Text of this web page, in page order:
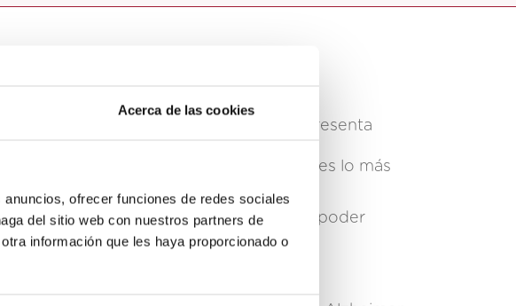
Acerca de las cookies
ofrecer funciones de redes sociales
del sitio web con nuestros partners de
información que les haya proporcionado o
tiene entre 30 y 65 años, lo cual representa
a partir de los 65 años, lo cual es lo más
de una persona a otra. Es importante poder